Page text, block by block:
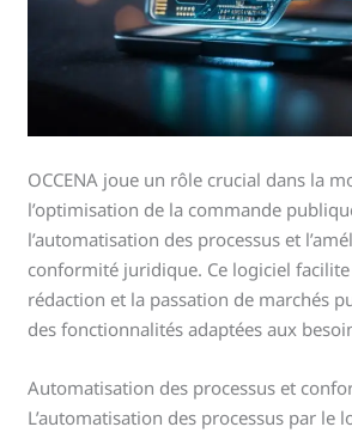
OCCENA joue un rôle crucial dans la
l’optimisation de la commande
l’automatisation des processus et
conformité juridique. Ce logiciel
rédaction et la passation de marchés
des fonctionnalités adaptées aux
Automatisation des processus et
L’automatisation des processus par le